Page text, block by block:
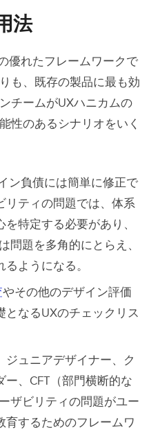
法
優れたフレームワークで
も、既存の製品に最も効
チームがUXハニカムの
性のあるシナリオをいく
ン負債には簡単に修正で
リティの問題では、体系
特定する必要があり、
問題を多角的にとらえ、
ようになる。
やその他のデザイン評価
となるUXのチェックリス
ジュニアデザイナー、ク
ー、CFT（部門横断的な
ザビリティの問題がユー
育するためのフレームワ